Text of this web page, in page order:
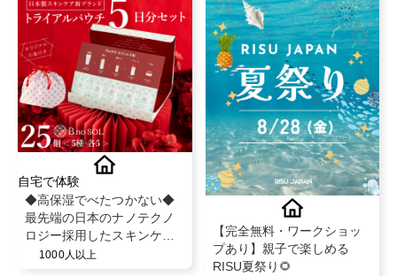
自宅で体験
◆高保湿でべたつかない◆
最先端の日本のナノテクノ
ロジー採用したスキンケア/
最大8つのフリー処方
1000人以上
【完全無料・ワークショッ
プあり】親子で楽しめる
RISU夏祭り🌻